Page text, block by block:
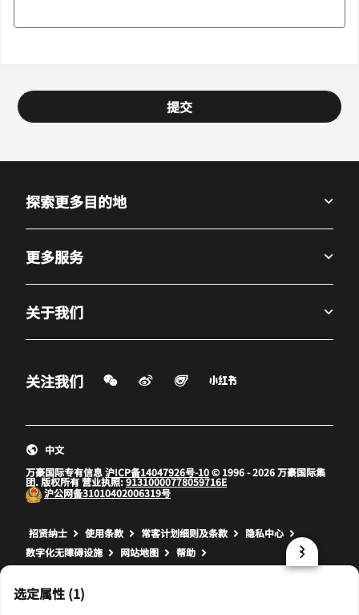
提交
选定属性 (1)
探索更多目的地
更多服务
关于我们
关注我们 微信扫一扫
微博
打开新窗口
飞猪
打开新窗口打开新窗口
万豪国际专有信息沪ICP备14047926号-10© 1996 - 2026 万豪国际集
团. 版权所有 营业执照:91310000778059716E
沪公网备31010402006319号
中文
招贤纳士 打开新窗口
使用条款 打开新窗口
常客计划细则及条款 打开新窗口
隐私中心
数字化无障碍设施
网站地图 帮助
prod32,1225D4D2-3F59-59C9-A58D-C7ED6455A41F,NA